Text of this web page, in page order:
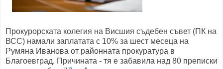
Прокурорската колегия на Висшия съдебен съвет (ПК на
ВСС) намали заплатата с 10% за шест месеца на
Румяна Иванова от районната прокуратура в
Благоевград. Причината - тя е забавила над 80 преписки